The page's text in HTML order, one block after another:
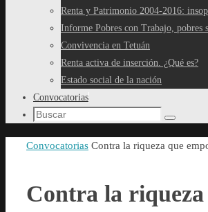
Renta y Patrimonio 2004-2016:
Informe Pobres con Trabajo, pobres
Convivencia en Tetuán
Renta activa de inserción. ¿Qué es?
Estado social de la nación
Convocatorias
Búsqueda
Buscar
Inicio
Convocatorias Contra la riqueza que
Contra la riqueza